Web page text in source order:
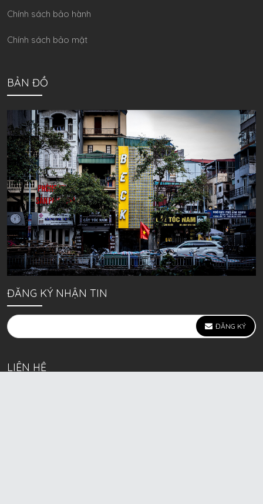
Chính sách bảo hành
Chính sách bảo mật
BẢN ĐỒ
ĐĂNG KÝ NHẬN TIN
ĐĂNG KÝ
LIÊN HỆ